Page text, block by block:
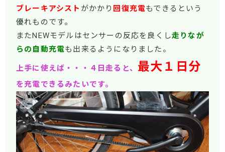
ブレーキアシスト がかかり 回復充電もできるという
優れものです。
またNEWモデルはセンサーの反応を良くし走りなが
らの自動充電も出来るようになりました。
上手に使えば・・・４日走ると、 最大１日分
を充電できるみたいです。